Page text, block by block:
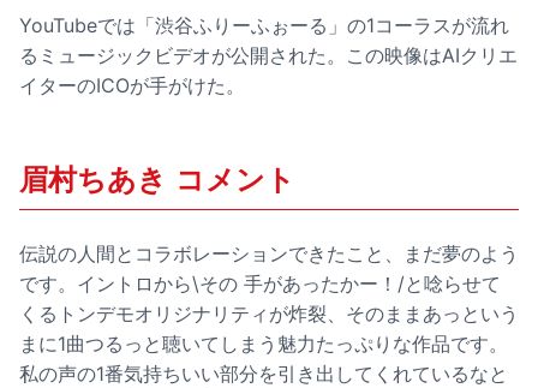
YouTubeでは「渋谷ふりーふぉーる」の1コーラスが流れ
るミュージックビデオが公開された。この映像はAIクリエ
イターのICOが手がけた。
眉村ちあき コメント
伝説の人間とコラボレーションできたこと、まだ夢のよう
です。イントロから\その 手があったかー！/と唸らせて
くるトンデモオリジナリティが炸裂、そのままあっという
まに1曲つるっと聴いてしまう魅力たっぷりな作品です。
私の声の1番気持ちいい部分を引き出してくれているなと